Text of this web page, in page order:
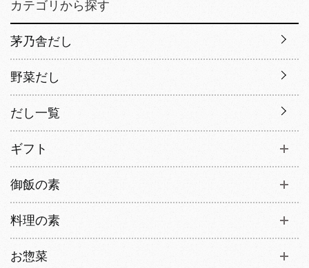
カテゴリから探す
茅乃舎だし
野菜だし
だし一覧
ギフト
御飯の素
料理の素
お惣菜